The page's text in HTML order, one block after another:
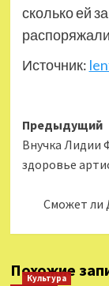
сколько ей
Источник:
записи
Предыдущий
Внучка Лидии
здоровье
Сможет ли
Похожие
Культура